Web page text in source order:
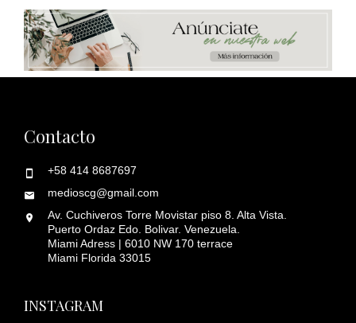
Contacto
+58 414 8687697
medioscg@gmail.com
Av. Cuchiveros Torre Movistar piso 8. Alta Vista.
Puerto Ordaz Edo. Bolivar. Venezuela.
Miami Adress | 6010 NW 170 terrace
Miami Florida 33015
INSTAGRAM